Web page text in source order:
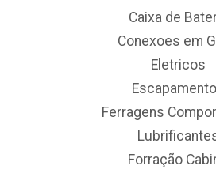
Caixa de
Conexoes em
Eletricos
Ferragens
Forração